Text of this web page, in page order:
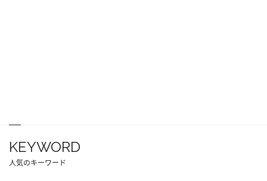
KEYWORD
人気のキーワード